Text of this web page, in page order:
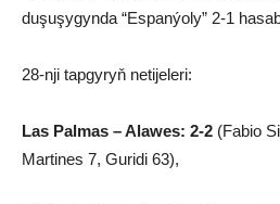
duşuşygynda “Espanýoly” 2-1
28-nji tapgyryň netijeleri:
Las Palmas – Alawes: 2-2 (Fabio
Martines 7, Guridi 63),